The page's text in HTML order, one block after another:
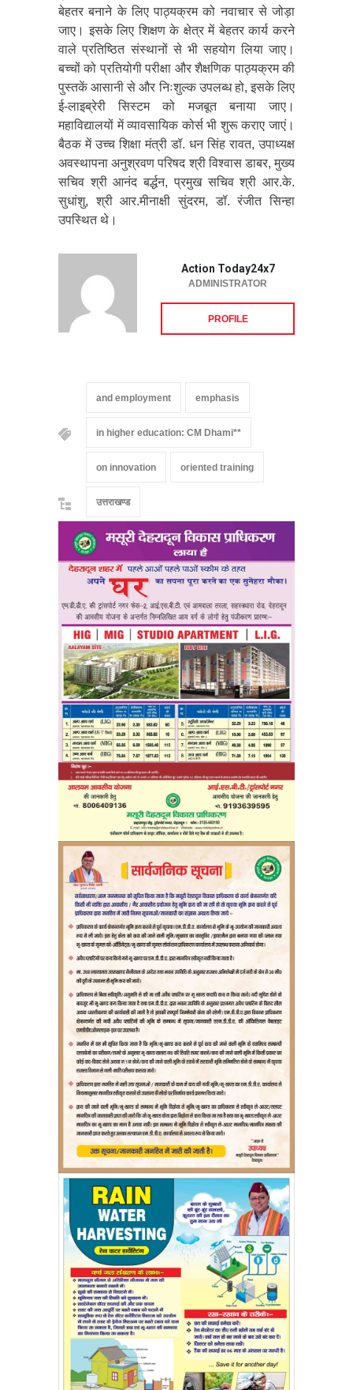
बेहतर बनाने के लिए पाठ्यक्रम को नवाचार से जोड़ा
जाए। इसके लिए शिक्षण के क्षेत्र में बेहतर कार्य करने
वाले प्रतिष्ठित संस्थानों से भी सहयोग लिया जाए।
बच्चों को प्रतियोगी परीक्षा और शैक्षणिक पाठ्यक्रम की
पुस्तकें आसानी से और निःशुल्क उपलब्ध हो, इसके लिए
ई-लाइब्रेरी सिस्टम को मजबूत बनाया जाए।
महाविद्यालयों में व्यावसायिक कोर्स भी शुरू कराए जाएं।
बैठक में उच्च शिक्षा मंत्री डॉ. धन सिंह रावत, उपाध्यक्ष
अवस्थापना अनुश्रवण परिषद श्री विश्वास डाबर, मुख्य
सचिव श्री आनंद बर्द्धन, प्रमुख सचिव श्री आर.के.
सुधांशु, श्री आर.मीनाक्षी सुंदरम, डॉ. रंजीत सिन्हा
उपस्थित थे।
Action Today24x7
ADMINISTRATOR
PROFILE
and employment emphasis
in higher education: CM Dhami**
on innovation oriented training
उत्तराखण्ड